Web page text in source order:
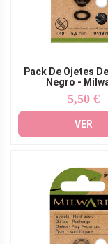
Pack De Ojetes
Negro -
Precio
5,50 €
VER